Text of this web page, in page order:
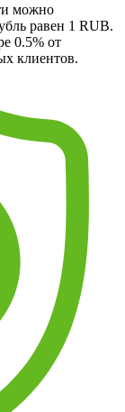
можно
равен 1 RUB.
0.5% от
клиентов.